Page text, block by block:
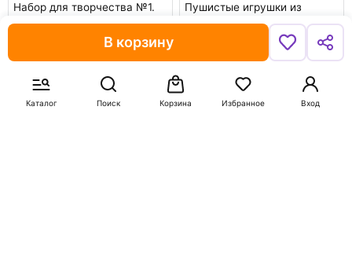
Каталог Поиск Вход
Избранное
Корзина
В корзину
Набор для творчества №1.
Superhero
Пушистые игрушки из
проволочек и помпончиков
-50%